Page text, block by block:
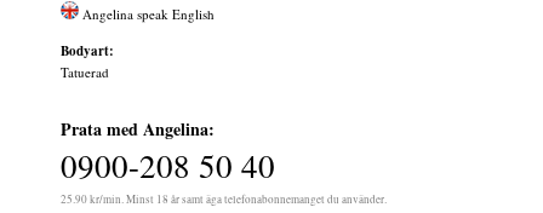
Angelina speak English
Bodyart:
Tatuerad
Prata med Angelina:
0900-208 50 40
25.90 kr/min. Minst 18 år samt äga telefonabonnemanget du använder.